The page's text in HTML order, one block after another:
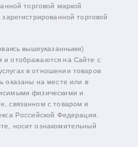
торговой маркой
торговой
вышеуказанными)
и отображаются на Сайте с
в отношении товаров
оказаны на месте или в
физическими и
связанном с товаром и
Российской Федерации.
носит ознакомительный